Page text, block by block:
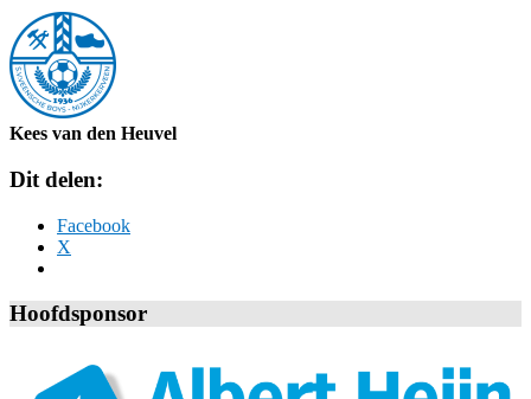
Kees van den Heuvel
Dit delen:
Facebook
X
Hoofdsponsor